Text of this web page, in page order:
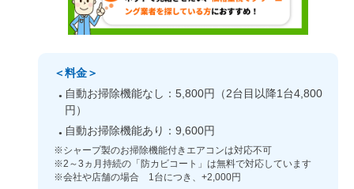
＜料金＞
自動お掃除機能なし：5,800円（2台目以降1台4,800
円）
自動お掃除機能あり：9,600円
※シャープ製のお掃除機能付きエアコンは対応不可
※2～3ヵ月持続の「防カビコート」は無料で対応しています
※会社や店舗の場合 1台につき、+2,000円